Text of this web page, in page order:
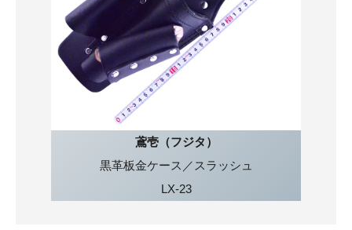
鳶壱（フジタ）
黒革板金ケース／スラッシュ
LX-23